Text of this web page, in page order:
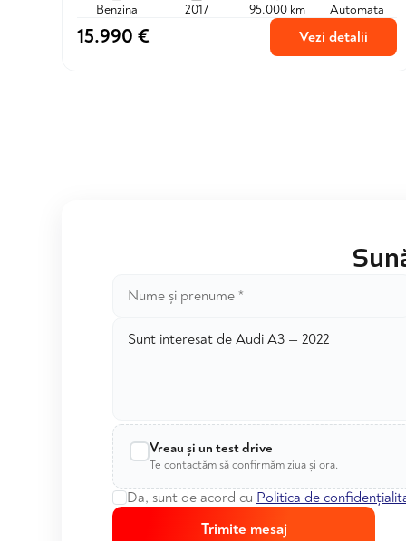
Benzina 2017 95.000 km Automata
15.990 € Vezi detalii
Vreau și un test drive
Te contactăm să confirmăm ziua și ora.
Da, sunt de acord cu Politica de
Trimite mesaj